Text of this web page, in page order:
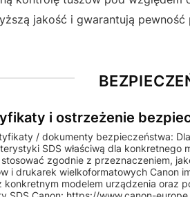
jakość i gwarantują pewność
i ostrzeżenie
/ dokumenty bezpieczeństwa:
SDS właściwą dla
zgodnie z przeznaczeniem,
i drukarek wielkoformatowych Canon
konkretnym modelem urządzenia oraz